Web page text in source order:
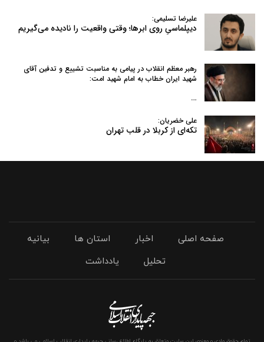
علیرضا تسلیمی:
دیپلماسیِ روی ابرها؛ وقتی واقعیت را نادیده می‌گیریم
رهبر معظم انقلاب در پیامی به‌ مناسبت تشییع و تدفین آقای
شهید ایران خطاب به امام شهید امت:
…
علی خضریان:
تکه‌ای از کربلا در قلب تهران
صفحه اصلی اخبار استان ها
بیانیه
تحلیل
یادداشت